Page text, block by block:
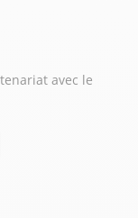
avec le